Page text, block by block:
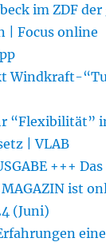
im ZDF der
| Focus online
Windkraft-
“Flexibilität”
| VLAB
+++
MAGAZIN ist
(Juni)